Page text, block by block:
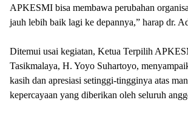
APKESMI bisa membawa perubahan
jauh lebih baik lagi ke depannya,” harap dr.
​Ditemui usai kegiatan, Ketua Terpilih
Tasikmalaya, H. Yoyo Suhartoyo,
kasih dan apresiasi setinggi-tingginya atas
kepercayaan yang diberikan oleh seluruh